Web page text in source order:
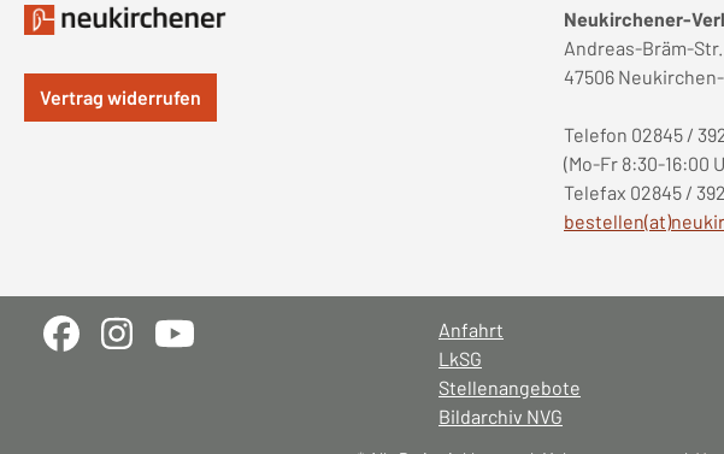
Vertrag widerrufen
Neukirchener-
Andreas-Bräm-Str.
47506
Telefon 02845 /
(Mo-Fr 8:30-16:00
Telefax 02845 /
Anfahrt
LkSG
Stellenangebote
Bildarchiv NVG